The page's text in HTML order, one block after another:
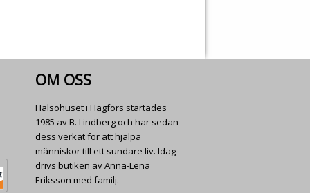
OM OSS
Hälsohuset i Hagfors startades
1985 av B. Lindberg och har sedan
dess verkat för att hjälpa
människor till ett sundare liv. Idag
drivs butiken av Anna-Lena
Eriksson med familj.